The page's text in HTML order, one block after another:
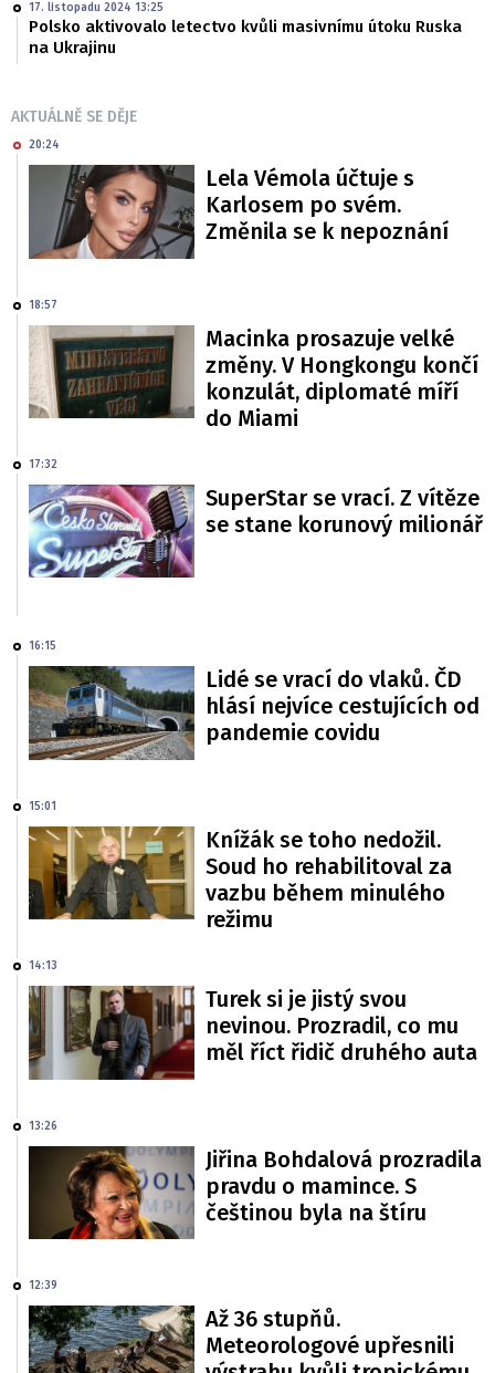
17. listopadu 2024 13:25
Polsko aktivovalo letectvo kvůli masivnímu útoku Ruska
na Ukrajinu
AKTUÁLNĚ SE DĚJE
20:24
Lela Vémola účtuje s
Karlosem po svém.
Změnila se k nepoznání
18:57
Macinka prosazuje velké
změny. V Hongkongu končí
konzulát, diplomaté míří
do Miami
17:32
SuperStar se vrací. Z vítěze
se stane korunový milionář
16:15
Lidé se vrací do vlaků. ČD
hlásí nejvíce cestujících od
pandemie covidu
15:01
Knížák se toho nedožil.
Soud ho rehabilitoval za
vazbu během minulého
režimu
14:13
Turek si je jistý svou
nevinou. Prozradil, co mu
měl říct řidič druhého auta
13:26
Jiřina Bohdalová prozradila
pravdu o mamince. S
češtinou byla na štíru
12:39
Až 36 stupňů.
Meteorologové upřesnili